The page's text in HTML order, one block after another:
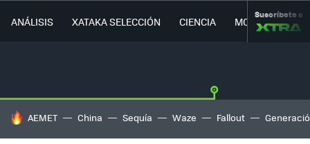
ANÁLISIS XATAKA SELECCIÓN CIENCIA MOVILIDAD
Suscríbete a
HOY SE HABLA DE
AEMET China Sequía Waze Fallout